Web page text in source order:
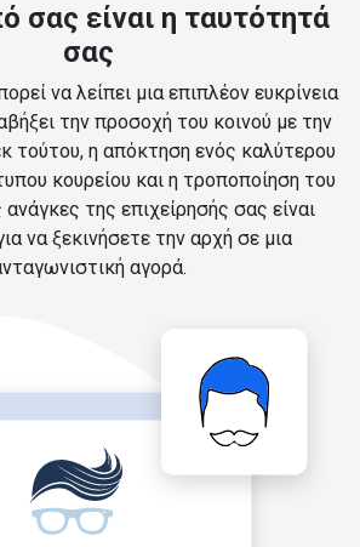
σας είναι η ταυτότητά
σας
να λείπει μια επιπλέον ευκρίνεια
την προσοχή του κοινού με την
τούτου, η απόκτηση ενός καλύτερου
κουρείου και η τροποποίηση του
της επιχείρησής σας είναι
να ξεκινήσετε την αρχή σε μια
αγορά.